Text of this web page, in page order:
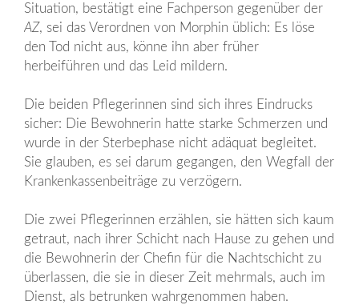
Situation, bestätigt eine Fachperson gegenüber der
AZ, sei das Verordnen von Morphin üblich: Es löse
den Tod nicht aus, könne ihn aber früher
herbeiführen und das Leid mildern.
Die beiden Pflegerinnen sind sich ihres Eindrucks
sicher: Die Bewohnerin hatte starke Schmerzen und
wurde in der Sterbephase nicht adäquat begleitet.
Sie glauben, es sei darum gegangen, den Wegfall der
Krankenkassenbeiträge zu verzögern.
Die zwei Pflegerinnen erzählen, sie hätten sich kaum
getraut, nach ihrer Schicht nach Hause zu gehen und
die Bewohnerin der Chefin für die Nachtschicht zu
überlassen, die sie in dieser Zeit mehrmals, auch im
Dienst, als betrunken wahrgenommen haben.